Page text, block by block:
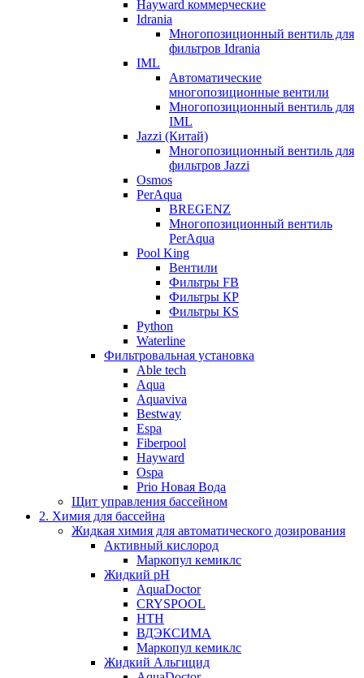
Hayward коммерческие
Idrania
Многопозиционный вентиль для
фильтров Idrania
IML
Автоматические
многопозиционные вентили
Многопозиционный вентиль для
IML
Jazzi (Китай)
Многопозиционный вентиль для
фильтров Jazzi
Osmos
PerAqua
BREGENZ
Многопозиционный вентиль
PerAqua
Pool King
Вентили
Фильтры FB
Фильтры КP
Фильтры КS
Python
Waterline
Фильтровальная установка
Able tech
Aqua
Aquaviva
Bestway
Espa
Fiberpool
Hayward
Ospa
Prio Новая Вода
Щит управления бассейном
2. Химия для бассейна
Жидкая химия для автоматического дозирования
Активный кислород
Маркопул кемиклс
Жидкий pH
AquaDoctor
CRYSPOOL
HTH
ВДЭКСИМА
Маркопул кемиклс
Жидкий Альгицид